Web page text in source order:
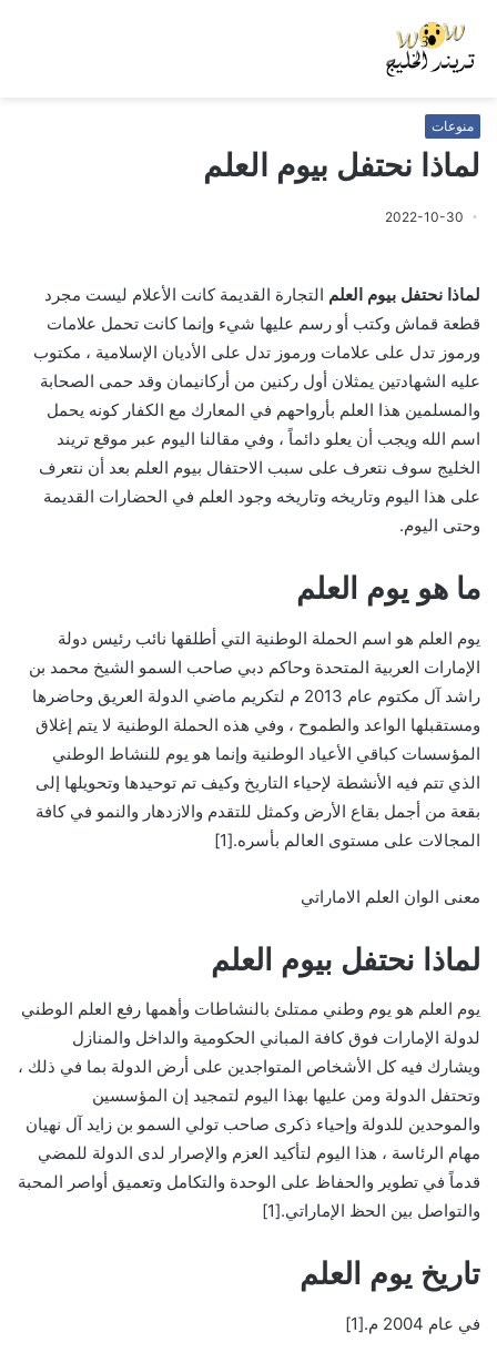
منوعات
لماذا نحتفل بيوم العلم
2022-10-30
لماذا نحتفل بيوم العلم التجارة القديمة كانت الأعلام ليست مجرد
قطعة قماش وكتب أو رسم عليها شيء وإنما كانت تحمل علامات
ورموز تدل على علامات ورموز تدل على الأديان الإسلامية ، مكتوب
عليه الشهادتين يمثلان أول ركنين من أركانيمان وقد حمى الصحابة
والمسلمين هذا العلم بأرواحهم في المعارك مع الكفار كونه يحمل
اسم الله ويجب أن يعلو دائماً ، وفي مقالنا اليوم عبر موقع تريند
الخليج سوف نتعرف على سبب الاحتفال بيوم العلم بعد أن نتعرف
على هذا اليوم وتاريخه وتاريخه وجود العلم في الحضارات القديمة
وحتى اليوم.
ما هو يوم العلم
يوم العلم هو اسم الحملة الوطنية التي أطلقها نائب رئيس دولة
الإمارات العربية المتحدة وحاكم دبي صاحب السمو الشيخ محمد بن
راشد آل مكتوم عام 2013 م لتكريم ماضي الدولة العريق وحاضرها
ومستقبلها الواعد والطموح ، وفي هذه الحملة الوطنية لا يتم إغلاق
المؤسسات كباقي الأعياد الوطنية وإنما هو يوم للنشاط الوطني
الذي تتم فيه الأنشطة لإحياء التاريخ وكيف تم توحيدها وتحويلها إلى
بقعة من أجمل بقاع الأرض وكمثل للتقدم والازدهار والنمو في كافة
المجالات على مستوى العالم بأسره.[1]
معنى الوان العلم الاماراتي
لماذا نحتفل بيوم العلم
يوم العلم هو يوم وطني ممتلئ بالنشاطات وأهمها رفع العلم الوطني
لدولة الإمارات فوق كافة المباني الحكومية والداخل والمنازل
ويشارك فيه كل الأشخاص المتواجدين على أرض الدولة بما في ذلك ،
وتحتفل الدولة ومن عليها بهذا اليوم لتمجيد إن المؤسسين
والموحدين للدولة وإحياء ذكرى صاحب تولي السمو بن زايد آل نهيان
مهام الرئاسة ، هذا اليوم لتأكيد العزم والإصرار لدى الدولة للمضي
قدماً في تطوير والحفاظ على الوحدة والتكامل وتعميق أواصر المحبة
والتواصل بين الحظ الإماراتي.[1]
تاريخ يوم العلم
في عام 2004 م.[1]